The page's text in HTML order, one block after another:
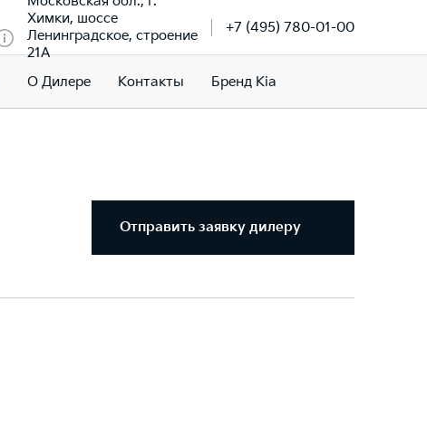
Химки, шоссе
Ленинградское, строение
21А
+7 (495) 780-01-00
О Дилере Контакты Бренд Kia
Отправить заявку дилеру